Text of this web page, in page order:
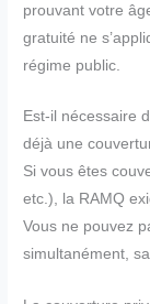
prouvant votre
gratuité ne
régime public.
Est-il nécessaire
déjà une
Si vous êtes
etc.), la RAMQ
Vous ne pouvez
simultanément,